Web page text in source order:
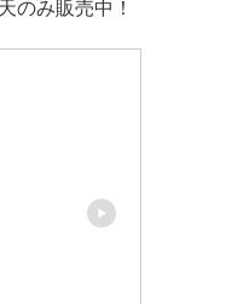
のみ販売中！